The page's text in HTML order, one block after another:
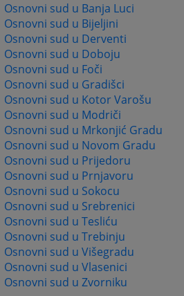
Osnovni sud u Banja Luci
Osnovni sud u Bijeljini
Osnovni sud u Derventi
Osnovni sud u Doboju
Osnovni sud u Foči
Osnovni sud u Gradišci
Osnovni sud u Kotor Varošu
Osnovni sud u Modriči
Osnovni sud u Mrkonjić Gradu
Osnovni sud u Novom Gradu
Osnovni sud u Prijedoru
Osnovni sud u Prnjavoru
Osnovni sud u Sokocu
Osnovni sud u Srebrenici
Osnovni sud u Tesliću
Osnovni sud u Trebinju
Osnovni sud u Višegradu
Osnovni sud u Vlasenici
Osnovni sud u Zvorniku